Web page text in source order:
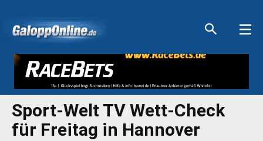
Sport-Welt TV Wett-Check
für Freitag in Hannover